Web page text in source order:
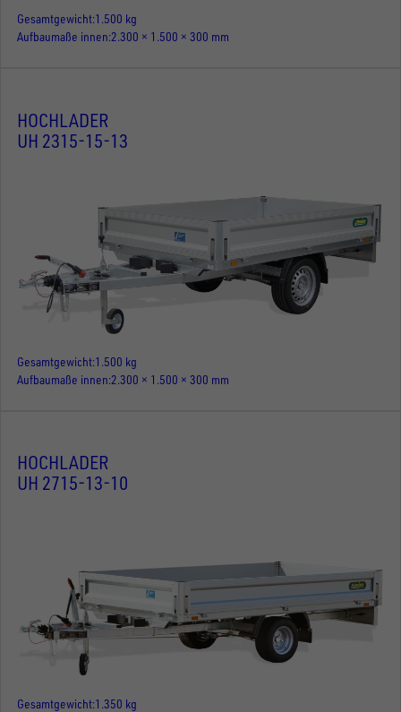
Gesamtgewicht 1.500 kg
Aufbaumaße innen 2.300 × 1.500 × 300 mm
HOCHLADER
UH 2315-15-13
Gesamtgewicht 1.500 kg
Aufbaumaße innen 2.300 × 1.500 × 300 mm
HOCHLADER
UH 2715-13-10
Gesamtgewicht 1.350 kg